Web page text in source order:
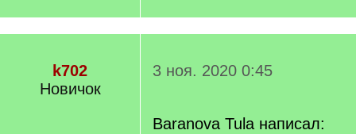
k702
Новичок
3 ноя. 2020 0:45
Baranova Tula написал: